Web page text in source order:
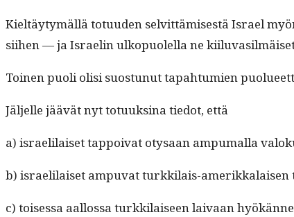
Kieltäy­tymäl­lä totu­u­den selvit­tämis­es­tä Israel
siihen — ja Israelin ulkop­uolel­la ne
Toinen puoli olisi suos­tunut tapah­tu­mien
Jäl­jelle jäävät nyt totuuksi­na tiedot, että
a) israelilaiset tap­poi­vat otysaan ampumal­la
b) israelilaiset ampu­vat turkki­lais-amerikkalaisen
c) toises­sa aal­los­sa turkki­laiseen laivaan